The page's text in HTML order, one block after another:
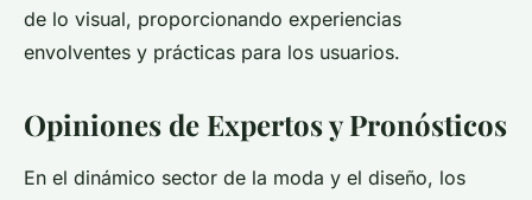
de lo visual, proporcionando experiencias
envolventes y prácticas para los usuarios.
Opiniones de Expertos y Pronósticos
En el dinámico sector de la moda y el diseño, los